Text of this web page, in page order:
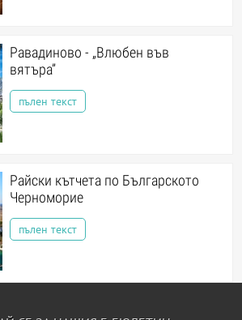
Равадиново - „Влюбен във
вятъра”
пълен текст
Райски кътчета по Българското
Черноморие
пълен текст